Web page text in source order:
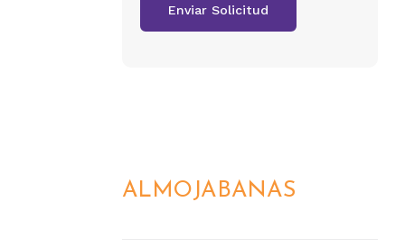
ALMOJABANAS